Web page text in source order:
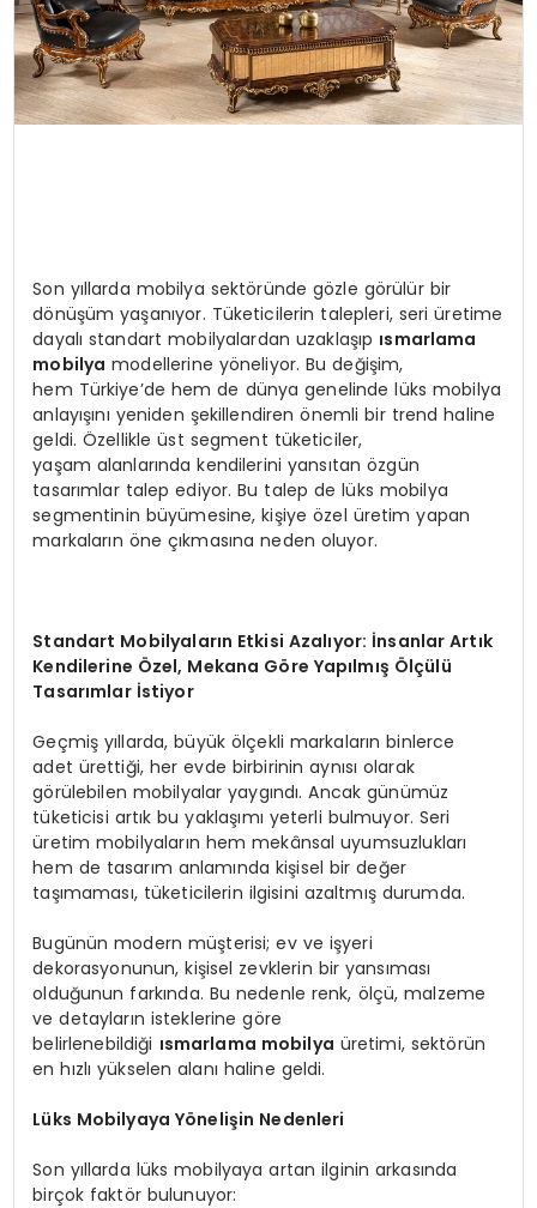
Son yıllarda mobilya sektöründe gözle görülür bir
dönüşüm yaşanıyor. Tüketicilerin talepleri, seri üretime
dayalı standart mobilyalardan uzaklaşıp ısmarlama
mobilya modellerine yöneliyor. Bu değişim,
hem Türkiye’de hem de dünya genelinde lüks mobilya
anlayışını yeniden şekillendiren önemli bir trend haline
geldi. Özellikle üst segment tüketiciler,
yaşam alanlarında kendilerini yansıtan özgün
tasarımlar talep ediyor. Bu talep de lüks mobilya
segmentinin büyümesine, kişiye özel üretim yapan
markaların öne çıkmasına neden oluyor.
Standart Mobilyaların Etkisi Azalıyor: İnsanlar Artık
Kendilerine Özel, Mekana Göre Yapılmış Ölçülü
Tasarımlar İstiyor
Geçmiş yıllarda, büyük ölçekli markaların binlerce
adet ürettiği, her evde birbirinin aynısı olarak
görülebilen mobilyalar yaygındı. Ancak günümüz
tüketicisi artık bu yaklaşımı yeterli bulmuyor. Seri
üretim mobilyaların hem mekânsal uyumsuzlukları
hem de tasarım anlamında kişisel bir değer
taşımaması, tüketicilerin ilgisini azaltmış durumda.
Bugünün modern müşterisi; ev ve işyeri
dekorasyonunun, kişisel zevklerin bir yansıması
olduğunun farkında. Bu nedenle renk, ölçü, malzeme
ve detayların isteklerine göre
belirlenebildiği ısmarlama mobilya üretimi, sektörün
en hızlı yükselen alanı haline geldi.
Lüks Mobilyaya Yönelişin Nedenleri
Son yıllarda lüks mobilyaya artan ilginin arkasında
birçok faktör bulunuyor: